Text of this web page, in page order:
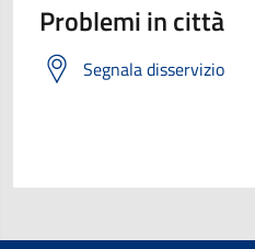
Problemi in città
Segnala disservizio